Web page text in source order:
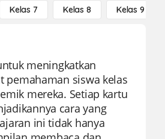
Kelas 7 Kelas 8 Kelas 9
meningkatkan
pemahaman siswa kelas
mereka. Setiap kartu
cara yang
ini tidak hanya